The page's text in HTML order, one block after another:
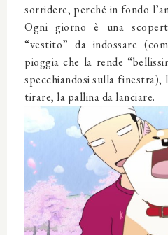
sorridere, perché in fondo
Ogni giorno è una
“vestito” da indossare
pioggia che la rende
specchiandosi sulla finestra),
tirare, la pallina da lanciare.